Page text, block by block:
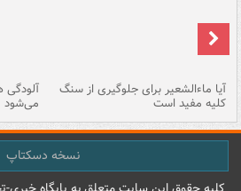
آیا ماءالشعیر برای جلوگیری از سنگ
کلیه مفید است
آلودگی
می‌شود
نسخه دسکتاپ